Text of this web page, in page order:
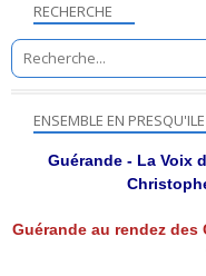
RECHERCHE
ENSEMBLE EN
Guérande - La Voix
Guérande au rendez